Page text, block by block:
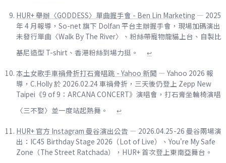
HUR+ 舉辦〈GODDESS〉單曲握手會 - Ben Lin Marketing — 2025
年 4 月報導，So-net 旗下 Dolfan 平台主辦握手會，現場加碼演出
未發行單曲〈Walk By The River〉、粉絲帶寵物龍貓上台、自製比
基尼造型 T-shirt、香港粉絲到場力挺。
↩
本土女歌手車禍骨折打石膏唱跳 - Yahoo 新聞 — Yahoo 2026 報
導，C.Holly 於 2026.02.24 車禍骨折，三天後仍登上 Zepp New
Taipei《9 of 9：ARCANA CONCERT》演唱會，打石膏坐輪椅演唱
〈三不娶〉並一度站起熱舞。
↩
HUR+ 官方 Instagram 曼谷演出公告 — 2026.04.25-26 曼谷兩場演
出：IC45 Birthday Stage 2026（Lot of Live）、You're My Safe
Zone（The Street Ratchada），HUR+ 首次登上東南亞舞台。